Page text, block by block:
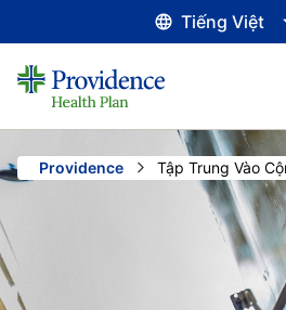
Tiếng Việt
Providence Current:
Tập Trung Vào